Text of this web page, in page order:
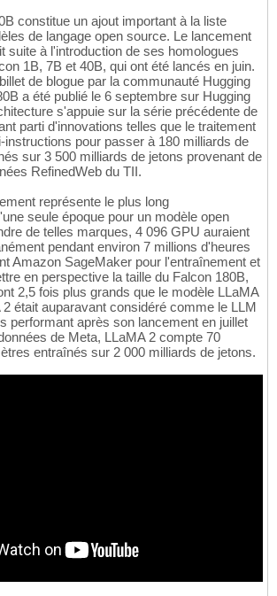
constitue un ajout important à la liste
de langage open source. Le lancement
suite à l'introduction de ses homologues
1B, 7B et 40B, qui ont été lancés en juin.
de blogue par la communauté Hugging
a été publié le 6 septembre sur Hugging
s'appuie sur la série précédente de
parti d'innovations telles que le traitement
instructions pour passer à 180 milliards de
sur 3 500 milliards de jetons provenant de
RefinedWeb du TII.
représente le plus long
seule époque pour un modèle open
de telles marques, 4 096 GPU auraient
pendant environ 7 millions d'heures
Amazon SageMaker pour l'entraînement et
en perspective la taille du Falcon 180B,
2,5 fois plus grands que le modèle LLaMA
était auparavant considéré comme le LLM
performant après son lancement en juillet
de Meta, LLaMA 2 compte 70
entraînés sur 2 000 milliards de jetons.